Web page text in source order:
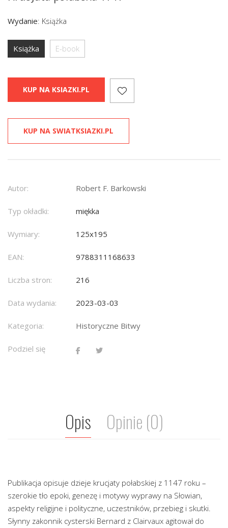
Wydanie: Książka
Książka E-book
KUP NA KSIAZKI.PL
KUP NA SWIATKSIAZKI.PL
Autor: Robert F. Barkowski
Typ okładki: miękka
Wymiary: 125x195
EAN: 9788311168633
Liczba stron: 216
Data wydania: 2023-03-03
Kategoria: Historyczne Bitwy
Podziel się
Opis Opinie (0)
Publikacja opisuje dzieje krucjaty połabskiej z 1147 roku –
szerokie tło epoki, genezę i motywy wyprawy na Słowian,
aspekty religijne i polityczne, uczestników, przebieg i skutki.
Słynny zakonnik cysterski Bernard z Clairvaux agitował do